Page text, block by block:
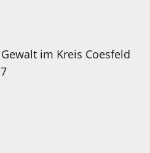
Web-Seite in Leichter
weiter ausgebaut.
im Kreis Coesfeld